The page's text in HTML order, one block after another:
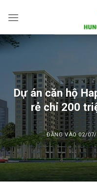
qua
dung
Dự án căn hộ
rẻ chỉ 200
ĐĂNG VÀO02/